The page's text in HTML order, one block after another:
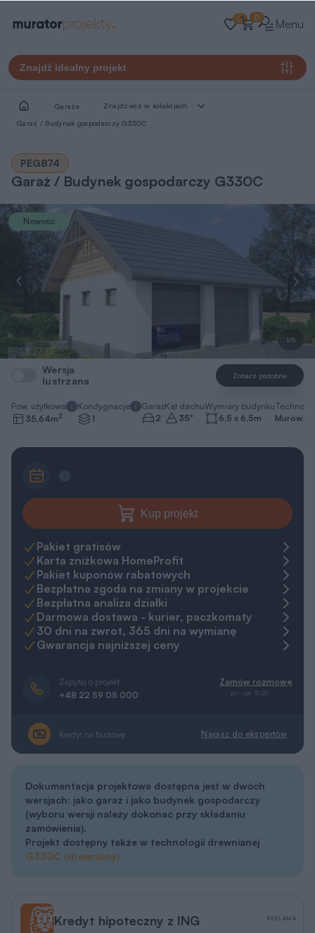
0 0 Menu
Znajdź idealny projekt
Garaże Znajdziesz w kolekcjach
Garaż / Budynek gospodarczy G330C
PEG874
Garaż / Budynek gospodarczy G330C
1/6
Nowość
Wersja
lustrzana
Zobacz podobne
Pow. użytkowa
35,64m2
Kondygnacje
1
Garaż
2
Kąt dachu
35°
Wymiary budynku
6,5 x 6,5m
Murowa
Kup projekt
Pakiet gratisów
Karta zniżkowa HomeProfit
Pakiet kuponów rabatowych
Bezpłatna zgoda na zmiany w projekcie
Bezpłatna analiza działki
Darmowa dostawa - kurier, paczkomaty
30 dni na zwrot, 365 dni na wymianę
Gwarancja najniższej ceny
Zapytaj o projekt
+48 22 59 05 000
Zamów rozmowę
pn.-pt. 8-20
Kredyt na budowę Napisz do ekspertów
Dokumentacja projektowa dostępna jest w dwóch
wersjach: jako garaż i jako budynek gospodarczy
(wyboru wersji należy dokonać przy składaniu
zamówienia).
Projekt dostępny także w technologii drewnianej
G330C (drewniany)
Kredyt hipoteczny z ING REKLAMA